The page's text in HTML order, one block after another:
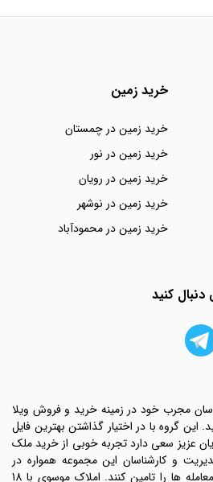
خرید زمین
خرید زمین در چمستان
خرید زمین در نور
خرید زمین در رویان
خرید زمین در نوشهر
خرید زمین در محمودآباد
کنید
مجرب خود در زمینه خرید و فروش ویلا
این گروه با در اختیار گذاشتن بهترین فایل
عزیز سعی دارد تجربه خوبی از خرید ملک
و کارشناسان این مجموعه همواره در
تلاش هستند رضایت طرفین معامله ها را تامین کنند. املاک موسوی با 18